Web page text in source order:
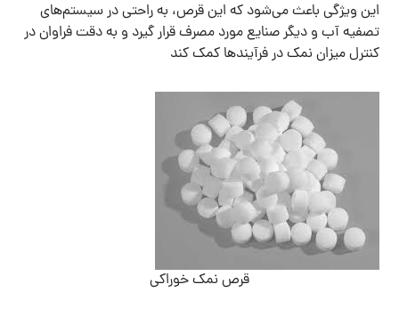
این ویژگی باعث می‌شود که این قرص، به راحتی در سیستم‌های
تصفیه آب و دیگر صنایع مورد مصرف قرار گیرد و به دقت فراوان در
کنترل میزان نمک در فرآیندها کمک کند
قرص نمک خوراکی